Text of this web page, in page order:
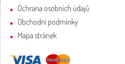
Ochrana osobních údajů
Obchodní podmínky
Mapa stránek